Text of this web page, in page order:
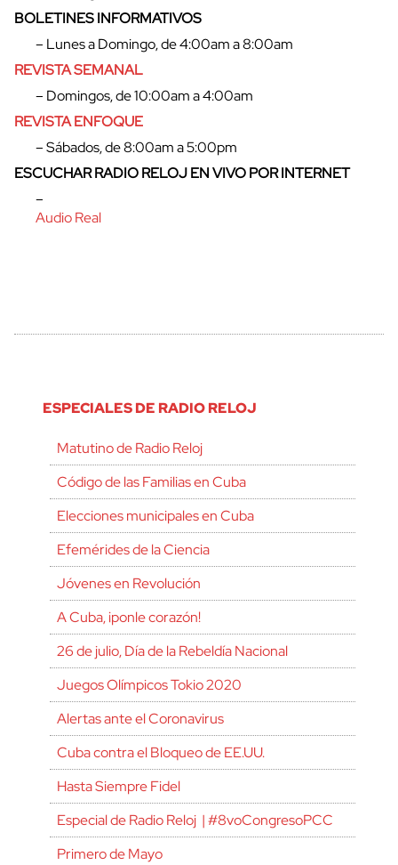
BOLETINES INFORMATIVOS
– Lunes a Domingo, de 4:00am a 8:00am
REVISTA SEMANAL
– Domingos, de 10:00am a 4:00am
REVISTA ENFOQUE
– Sábados, de 8:00am a 5:00pm
ESCUCHAR RADIO RELOJ EN VIVO POR INTERNET
–
Audio Real
ESPECIALES DE RADIO RELOJ
Matutino de Radio Reloj
Código de las Familias en Cuba
Elecciones municipales en Cuba
Efemérides de la Ciencia
Jóvenes en Revolución
A Cuba, ¡ponle corazón!
26 de julio, Día de la Rebeldía Nacional
Juegos Olímpicos Tokio 2020
Alertas ante el Coronavirus
Cuba contra el Bloqueo de EE.UU.
Hasta Siempre Fidel
Especial de Radio Reloj | #8voCongresoPCC
Primero de Mayo